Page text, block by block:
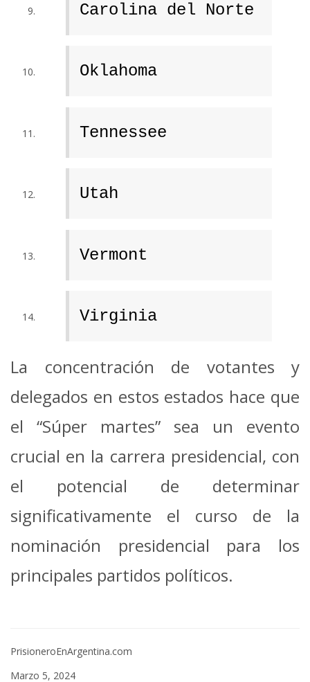
Carolina del Norte
Oklahoma
Tennessee
Utah
Vermont
Virginia
La concentración de votantes y
delegados en estos estados hace que
el “Súper martes” sea un evento
crucial en la carrera presidencial, con
el potencial de determinar
significativamente el curso de la
nominación presidencial para los
principales partidos políticos.
PrisioneroEnArgentina.com
Marzo 5, 2024